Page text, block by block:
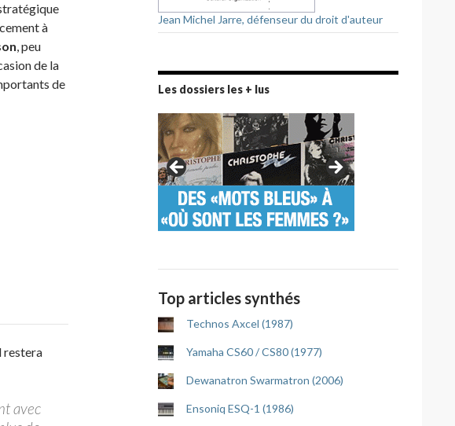
à
, peu
de la
de
restera
avec
Jean Michel Jarre, défenseur du droit d'auteur
Les dossiers les + lus
Top articles synthés
Technos Axcel (1987)
Yamaha CS60 / CS80 (1977)
Dewanatron Swarmatron (2006)
Ensoniq ESQ-1 (1986)